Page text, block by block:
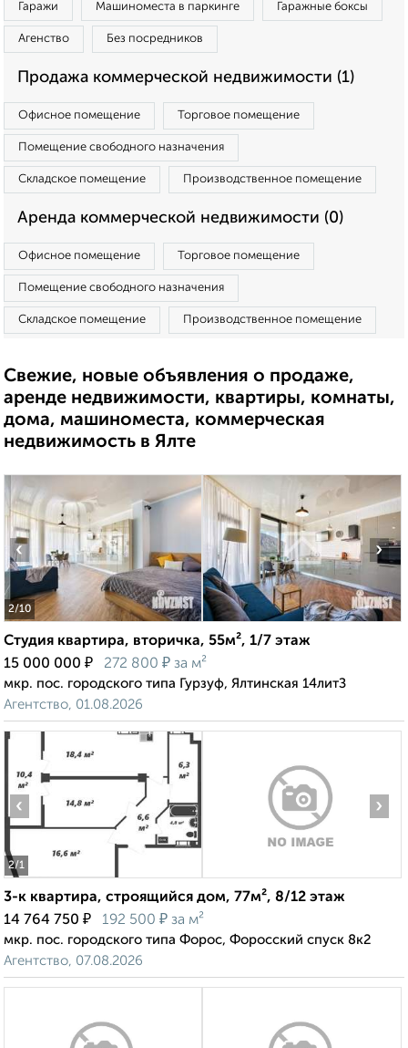
Гаражи Машиноместа в паркинге Гаражные боксы
Агенство Без посредников
Продажа коммерческой недвижимости (1)
Офисное помещение Торговое помещение
Помещение свободного назначения
Складское помещение Производственное помещение
Аренда коммерческой недвижимости (0)
Офисное помещение Торговое помещение
Помещение свободного назначения
Складское помещение Производственное помещение
Свежие, новые объявления о продаже,
аренде недвижимости, квартиры, комнаты,
дома, машиноместа, коммерческая
недвижимость в Ялте
2/10
‹ ›
Студия квартира, вторичка, 55м², 1/7 этаж
15 000 000 ₽ 272 800 ₽ за м²
мкр. пос. городского типа Гурзуф, Ялтинская 14литЗ
Агентство, 01.08.2026
2/1
‹ ›
3-к квартира, строящийся дом, 77м², 8/12 этаж
14 764 750 ₽ 192 500 ₽ за м²
мкр. пос. городского типа Форос, Форосский спуск 8к2
Агентство, 07.08.2026